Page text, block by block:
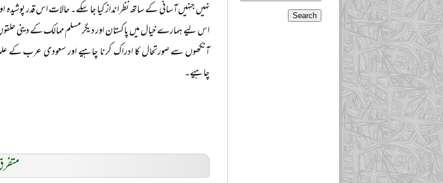
نہیں جنہیں آسانی کے ساتھ نظرانداز کیا جا سکے۔ حالات اس قدر
اس لیے ہمارے خیال میں پاکستان اور دیگر مسلم ممالک کے دینی
آنکھوں سے صورتحال کا ادراک کرنا چاہیے اور سعودی عرب کے
چاہیے۔